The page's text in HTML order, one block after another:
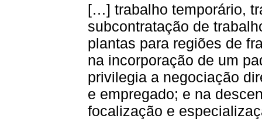
[…] trabalho temporário,
subcontratação de
plantas para regiões de
na incorporação de um
privilegia a negociação
e empregado; e na
focalização e